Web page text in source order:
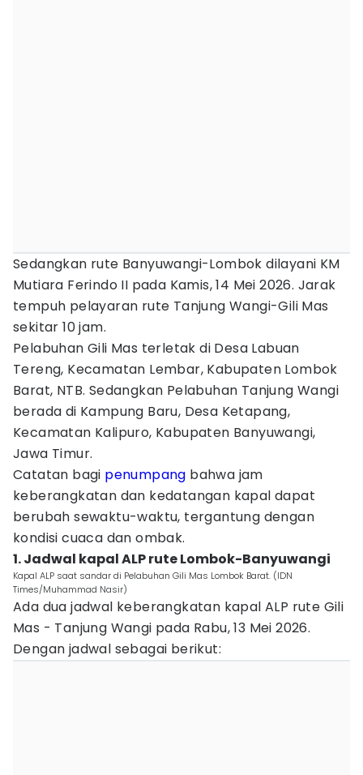
Sedangkan rute Banyuwangi-Lombok dilayani KM
Mutiara Ferindo II pada Kamis, 14 Mei 2026. Jarak
tempuh pelayaran rute Tanjung Wangi-Gili Mas
sekitar 10 jam.
Pelabuhan Gili Mas terletak di Desa Labuan
Tereng, Kecamatan Lembar, Kabupaten Lombok
Barat, NTB. Sedangkan Pelabuhan Tanjung Wangi
berada di Kampung Baru, Desa Ketapang,
Kecamatan Kalipuro, Kabupaten Banyuwangi,
Jawa Timur.
Catatan bagi penumpang bahwa jam
keberangkatan dan kedatangan kapal dapat
berubah sewaktu-waktu, tergantung dengan
kondisi cuaca dan ombak.
1. Jadwal kapal ALP rute Lombok-Banyuwangi
Kapal ALP saat sandar di Pelabuhan Gili Mas Lombok Barat. (IDN
Times/Muhammad Nasir)
Ada dua jadwal keberangkatan kapal ALP rute Gili
Mas - Tanjung Wangi pada Rabu, 13 Mei 2026.
Dengan jadwal sebagai berikut: